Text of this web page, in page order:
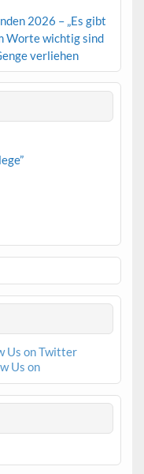
2026 – „Es gibt
Worte wichtig sind
verliehen